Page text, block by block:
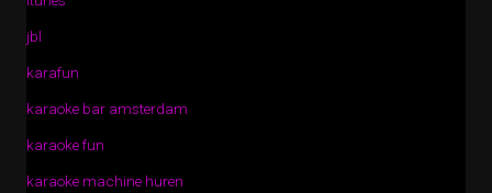
jbl
karafun
karaoke bar amsterdam
karaoke fun
karaoke machine huren